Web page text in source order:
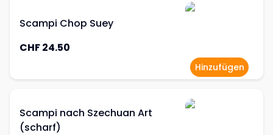
Scampi Chop Suey
CHF 24.50
Hinzufügen
Scampi nach Szechuan Art
(scharf)